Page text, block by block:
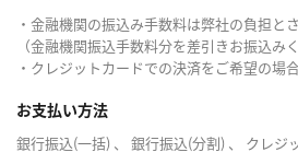
・金融機関の振込み手数料は弊社の負担と
（金融機関振込手数料分を差引きお振込み
・クレジットカードでの決済をご希望の場
お支払い方法
銀行振込(一括) 、 銀行振込(分割) 、 クレジ